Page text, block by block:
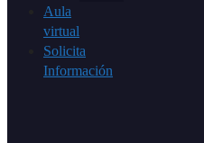
Aula
virtual
Solicita
Información